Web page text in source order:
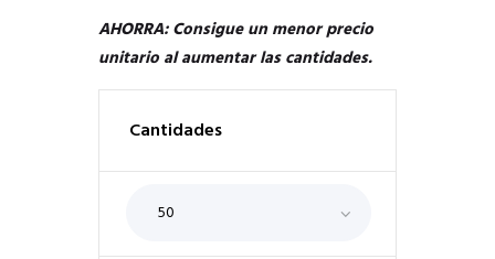
AHORRA: Consigue un menor precio
unitario al aumentar las cantidades.
Cantidades